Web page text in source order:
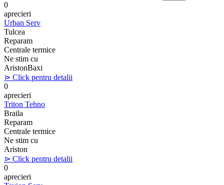
0
aprecieri
Urban Serv
Tulcea
Reparam
Centrale termice
Ne stim cu
AristonBaxi
⋗ Click pentru detalii
0
aprecieri
Triton Tehno
Braila
Reparam
Centrale termice
Ne stim cu
Ariston
⋗ Click pentru detalii
0
aprecieri